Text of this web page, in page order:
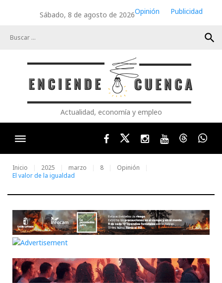
Sábado, 8 de agosto de 2026Opinión
Publicidad
search
Actualidad, economía y empleo
FacebookTwitterInstagram
YoutubeThreads
Inicio 2025 marzo 8
Opinión
El valor de la igualdad